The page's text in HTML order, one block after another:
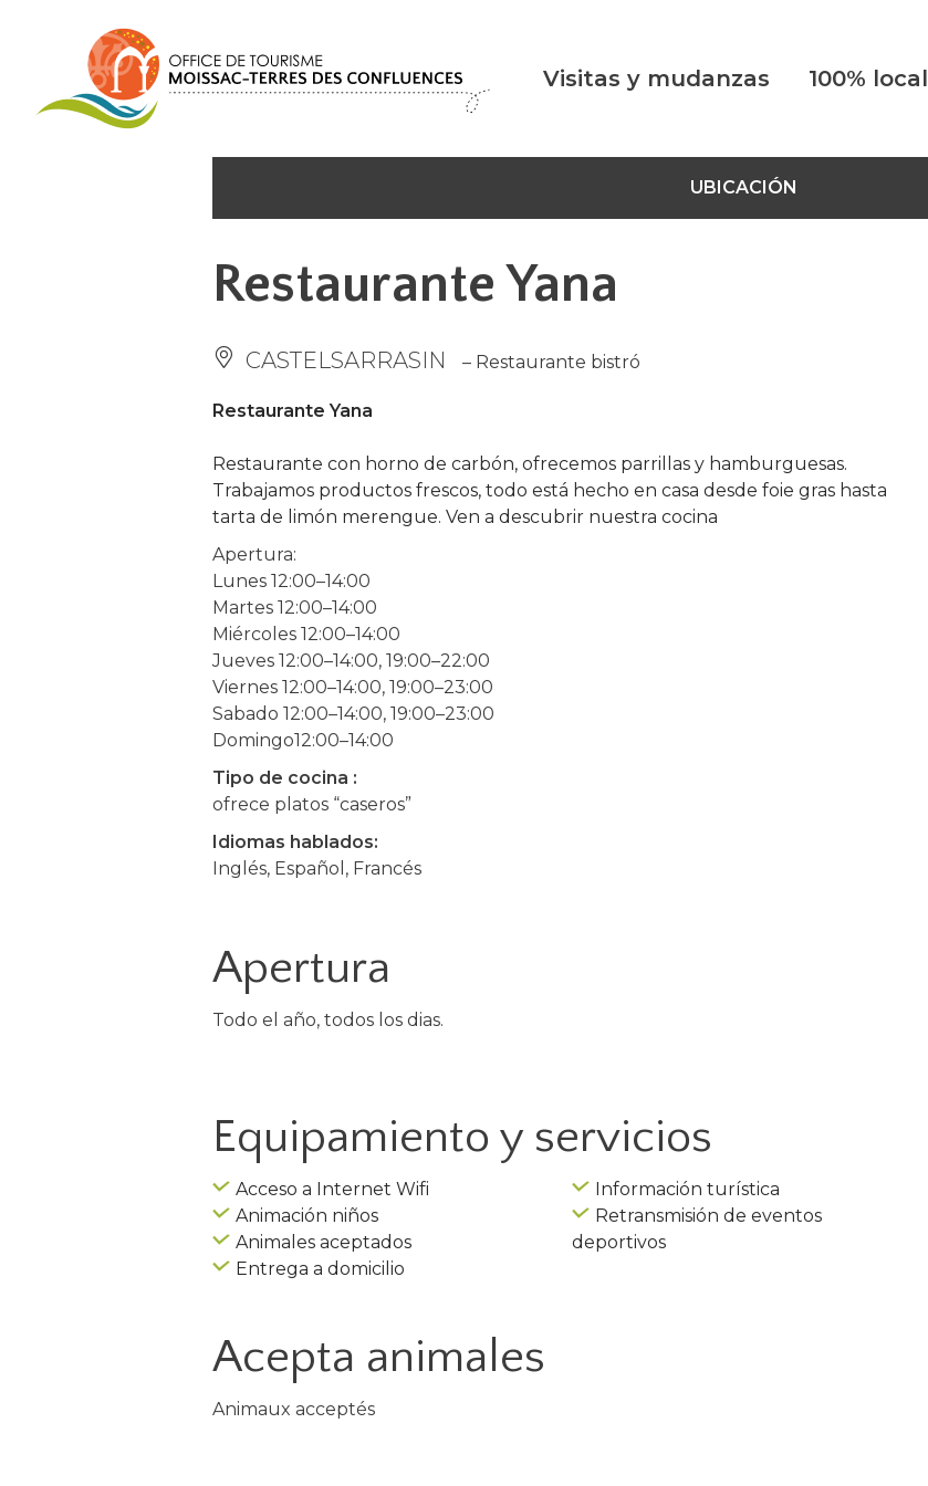
Visitas y mudanzas 100% local
UBICACIÓN
Restaurante Yana
CASTELSARRASIN – Restaurante bistró
Restaurante Yana
Restaurante con horno de carbón, ofrecemos parrillas y hamburguesas.
Trabajamos productos frescos, todo está hecho en casa desde foie gras hasta
tarta de limón merengue. Ven a descubrir nuestra cocina
Apertura:
Lunes 12:00–14:00
Martes 12:00–14:00
Miércoles 12:00–14:00
Jueves 12:00–14:00, 19:00–22:00
Viernes 12:00–14:00, 19:00–23:00
Sabado 12:00–14:00, 19:00–23:00
Domingo12:00–14:00
Tipo de cocina :
ofrece platos “caseros”
Idiomas hablados:
Inglés, Español, Francés
Apertura
Todo el año, todos los dias.
Equipamiento y servicios
Acceso a Internet Wifi
Animación niños
Animales aceptados
Entrega a domicilio
Información turística
Retransmisión de eventos
deportivos
Acepta animales
Animaux acceptés